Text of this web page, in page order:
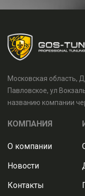
Московская область,
Павловское, ул
названию компании
КОМПАНИЯ
О компании
Новости
Контакты